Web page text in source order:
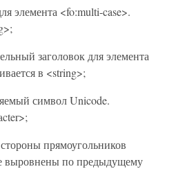
элемента <fo:multi-case>.
заголовок для элемента
в <string>;
символ Unicode.
прямоугольников
выровнены по предыдущему